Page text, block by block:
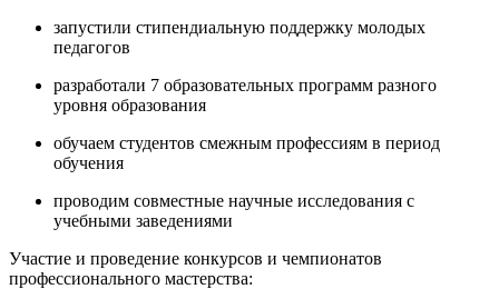
запустили стипендиальную поддержку молодых
педагогов
разработали 7 образовательных программ разного
уровня образования
обучаем студентов смежным профессиям в период
обучения
проводим совместные научные исследования с
учебными заведениями
Участие и проведение конкурсов и чемпионатов
профессионального мастерства: